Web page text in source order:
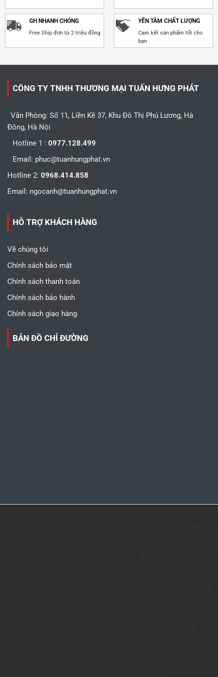
GH NHANH CHÓNG
Free Ship đơn từ 2 triệu đồng
YÊN TÂM CHẤT LƯỢNG
Cam kết sản phẩm tốt cho
bạn
CÔNG TY TNHH THƯƠNG MẠI TUẤN HƯNG PHÁT
Văn Phòng: Số 11, Liền Kề 37, Khu Đô Thị Phú Lương, Hà
Đông, Hà Nội
Hotline 1 : 0977.128.499
Email: phuc@tuanhungphat.vn
Hotline 2: 0968.414.858
Email: ngocanh@tuanhungphat.vn
HỖ TRỢ KHÁCH HÀNG
Về chúng tôi
Chính sách bảo mật
Chính sách thanh toán
Chính sách bảo hành
Chính sách giao hàng
BẢN ĐỒ CHỈ ĐƯỜNG